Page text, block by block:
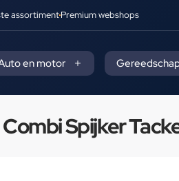
assortimentPremium webshops
en motor
Spijker